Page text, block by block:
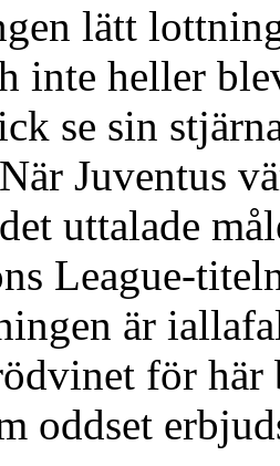
lätt
inte heller
se sin
Juventus
uttalade
League-
är
för
oddset